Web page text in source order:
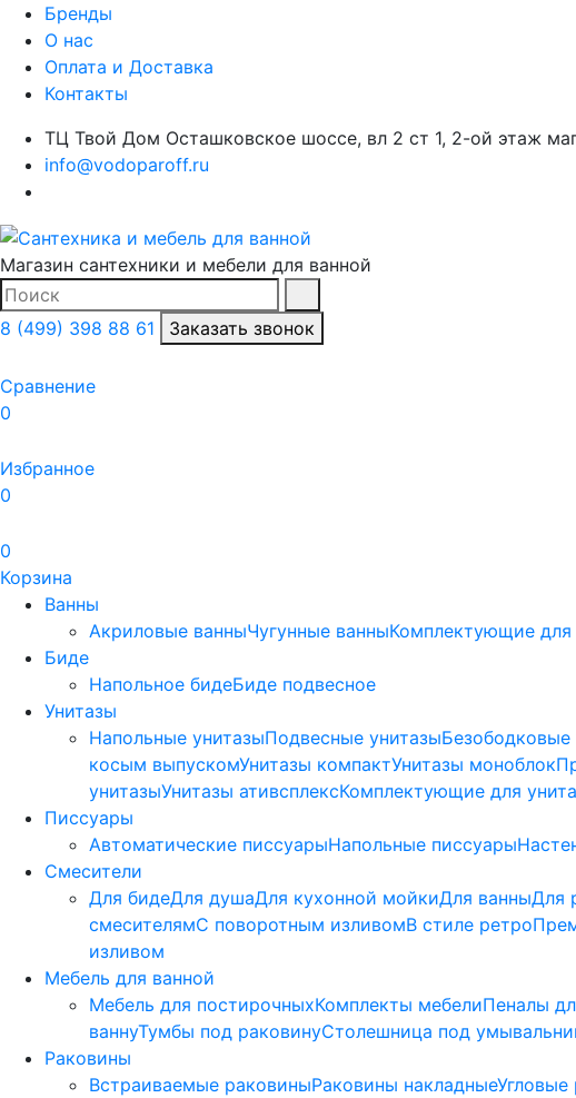
Бренды
О нас
Оплата и Доставка
Контакты
ТЦ Твой Дом Осташковское шоссе, вл 2 ст 1, 2-ой этаж
info@vodoparoff.ru
Магазин сантехники и мебели для ванной
Поиск
8 (499) 398 88 61
Заказать звонок
Сравнение
0
Избранное
0
0
Корзина
Ванны
Акриловые ванныЧугунные ванныКомплектующие для
Биде
Напольное бидеБиде пoдвеснoе
Унитазы
Напольные унитазыПодвесные унитазыБезободковые
косым выпускомУнитазы компактУнитазы моноблок
унитазыУнитазы ативсплексКомплектующие для
Писсуары
Автоматические писсуарыНапольные писсуары
Смесители
Для бидеДля душаДля кухонной мойкиДля ванныДля
смесителямС поворотным изливомВ стиле ретро
изливом
Мебель для ванной
Мебель для постирочныхКомплекты мебелиПеналы
ваннуТумбы под раковинуСтолешница под
Раковины
Встраиваемые раковиныРаковины накладныеУгловые